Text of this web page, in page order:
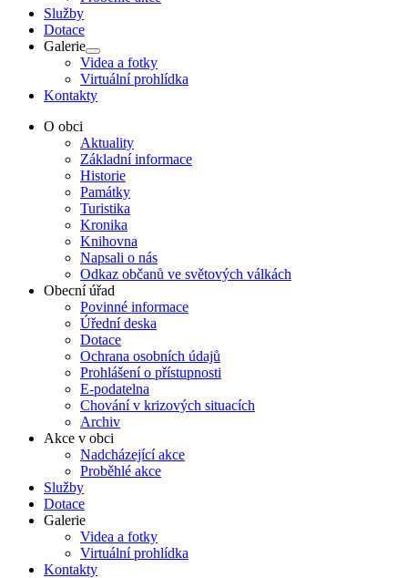
Služby
Dotace
Galerie
Show
sub
menu
Videa a fotky
Virtuální prohlídka
Kontakty
O obci
Aktuality
Základní informace
Historie
Památky
Turistika
Kronika
Knihovna
Napsali o nás
Odkaz občanů ve světových válkách
Obecní úřad
Povinné informace
Úřední deska
Dotace
Ochrana osobních údajů
Prohlášení o přístupnosti
E-podatelna
Chování v krizových situacích
Archiv
Akce v obci
Nadcházející akce
Proběhlé akce
Služby
Dotace
Galerie
Videa a fotky
Virtuální prohlídka
Kontakty